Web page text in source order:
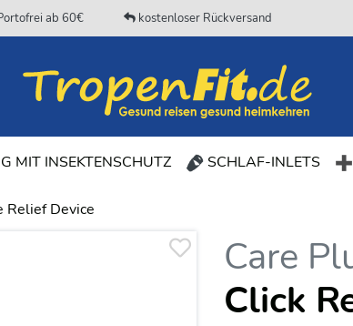
ab 60€ kostenloser Rückversand
MIT INSEKTENSCHUTZ SCHLAF-INLETS
Relief Device
Care
Click